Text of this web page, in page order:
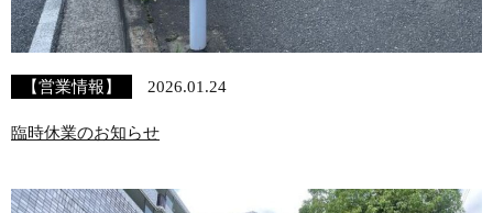
【営業情報】 2026.01.24
臨時休業のお知らせ